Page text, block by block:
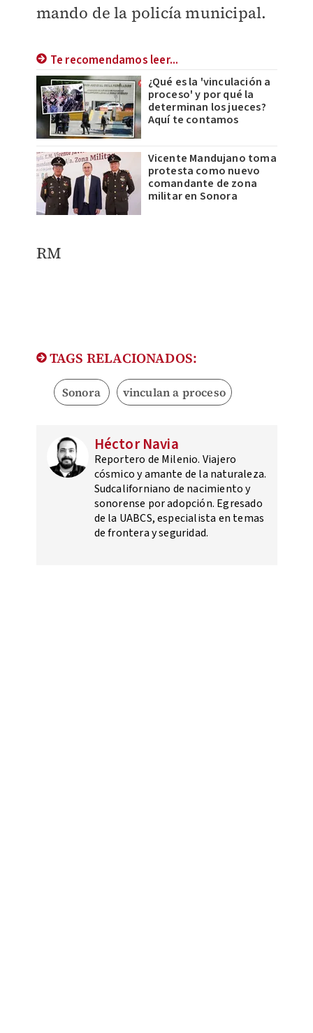
mando de la policía municipal.
Te recomendamos leer...
¿Qué es la 'vinculación a
proceso' y por qué la
determinan los jueces?
Aquí te contamos
Vicente Mandujano toma
protesta como nuevo
comandante de zona
militar en Sonora
RM
TAGS RELACIONADOS:
Sonora vinculan a proceso
Héctor Navia
Reportero de Milenio. Viajero
cósmico y amante de la naturaleza.
Sudcaliforniano de nacimiento y
sonorense por adopción. Egresado
de la UABCS, especialista en temas
de frontera y seguridad.